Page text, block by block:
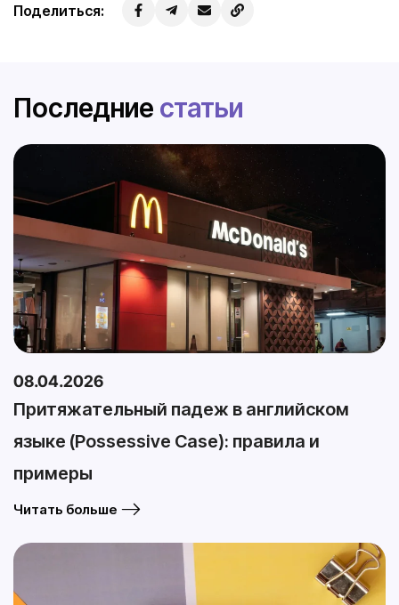
Поделиться:
Последние статьи
08.04.2026
Притяжательный падеж в английском
языке (Possessive Case): правила и
примеры
Читать больше